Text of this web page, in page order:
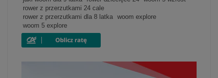
rower z przerzutkami 24 cale
rower z przerzutkami dla 8 latka
woom explore
woom 5 explore